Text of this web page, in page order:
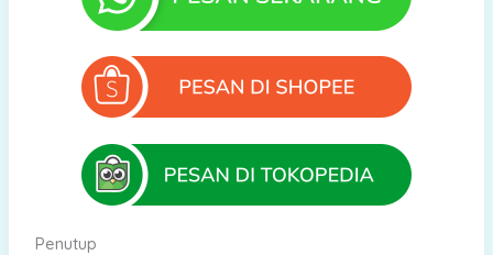
Penutup